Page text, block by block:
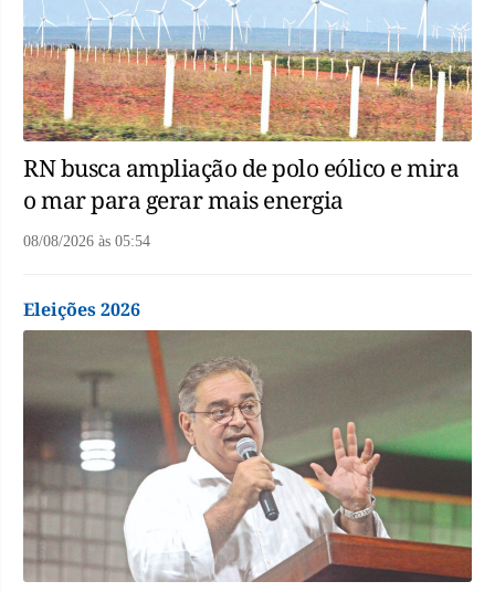
RN busca ampliação de polo eólico e mira
o mar para gerar mais energia
08/08/2026 às 05:54
Eleições 2026